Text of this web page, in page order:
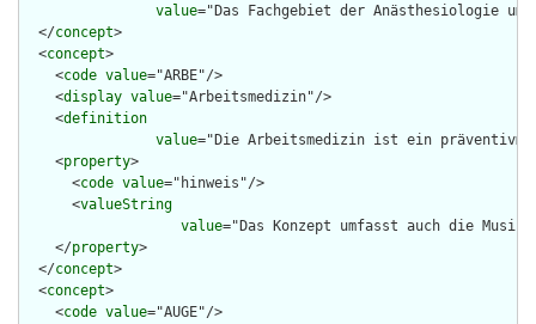
value="Das Fachgebiet der Anästhesiologie
  </
concept>
  <
concept>
    <
code value="ARBE"/>
    <
display value="Arbeitsmedizin"/>
    <
definition
value="Die Arbeitsmedizin ist ein
    <
property>
      <
code value="hinweis"/>
      <
valueString
value="Das Konzept umfasst auch die
    </
property>
  </
concept>
  <
concept>
    <
code value="AUGE"/>